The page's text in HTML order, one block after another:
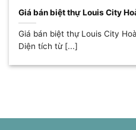
Giá bán biệt thự Louis City
Giá bán biệt thự Louis City
Diện tích từ [...]